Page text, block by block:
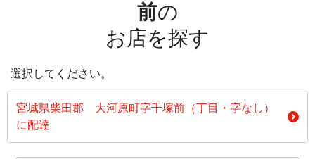
前の
お店を探す
選択してください。
宮城県柴田郡 大河原町字千塚前（丁目・字なし）
に配達